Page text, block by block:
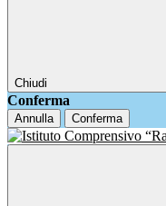
Chiudi
Conferma
Annulla Conferma